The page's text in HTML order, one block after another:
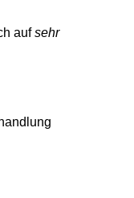
aufsehr